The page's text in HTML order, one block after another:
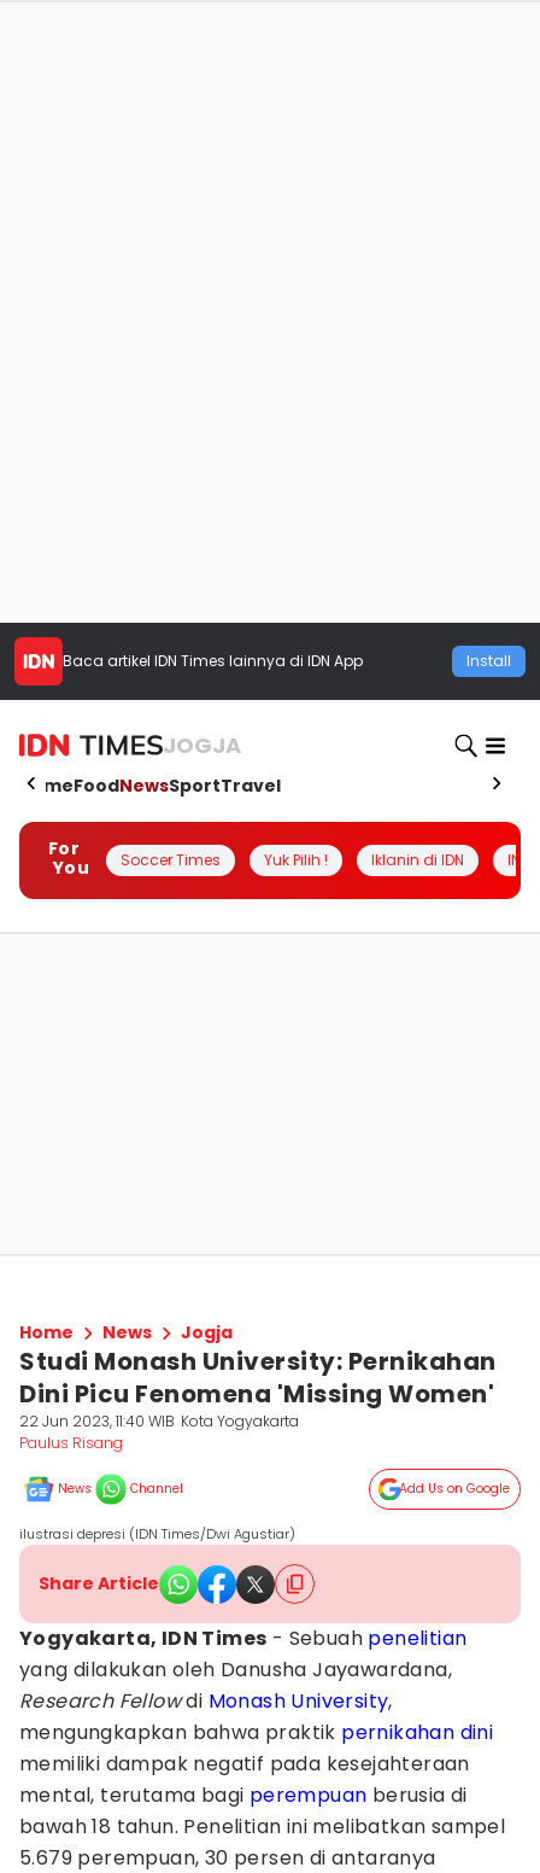
Baca artikel IDN Times lainnya di IDN App Install
JOGJA
HomeFoodNewsSportTravel
For
You
Soccer Times Yuk Pilih ! Iklanin di IDN
Home News Jogja
Studi Monash University: Pernikahan
Dini Picu Fenomena 'Missing Women'
22 Jun 2023, 11:40 WIB Kota Yogyakarta
Paulus Risang
News Channel Add Us on Google
ilustrasi depresi (IDN Times/Dwi Agustiar)
Share Article
Yogyakarta, IDN Times - Sebuah penelitian
yang dilakukan oleh Danusha Jayawardana,
Research Fellowdi Monash University,
mengungkapkan bahwa praktik pernikahan dini
memiliki dampak negatif pada kesejahteraan
mental, terutama bagi perempuan berusia di
bawah 18 tahun. Penelitian ini melibatkan sampel
5.679 perempuan, 30 persen di antaranya